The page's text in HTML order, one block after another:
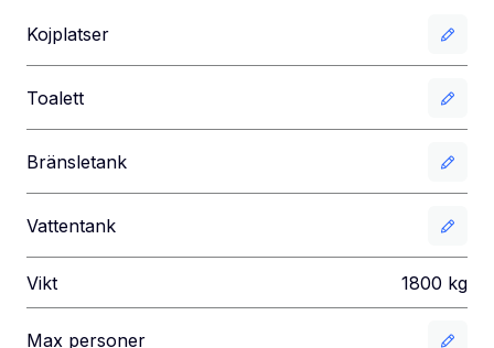
Kojplatser
Toalett
Bränsletank
Vattentank
Vikt 1800 kg
Max personer